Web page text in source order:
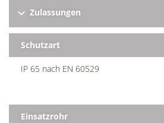
Zulassungen
Schutzart
IP 65 nach EN 60529
Einsatzrohr